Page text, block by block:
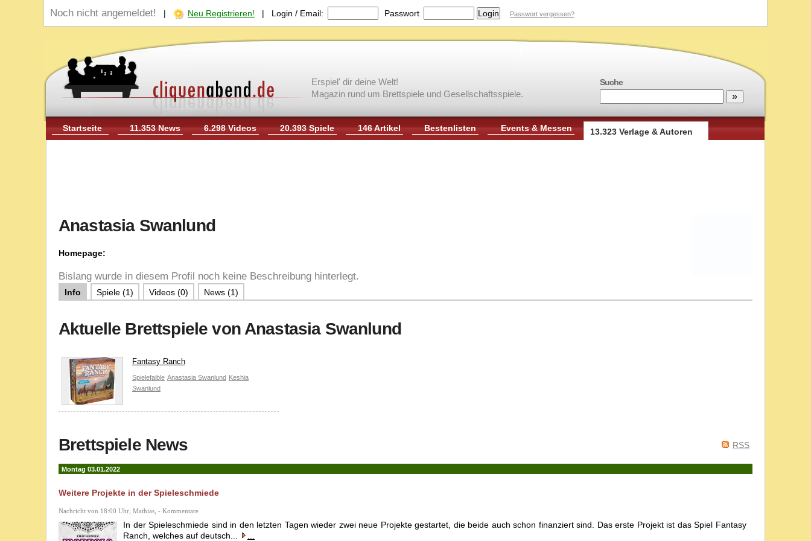
Noch nicht angemeldet! | Neu Registrieren! | Login / Email: Passwort Passwort vergessen?
Suche
Erspiel' dir deine Welt!
Magazin rund um Brettspiele und Gesellschaftsspiele.
Startseite 11.353 News 6.298 Videos 20.393 Spiele 146 Artikel Bestenlisten Events & Messen 13.323 Verlage & Autoren
Anastasia Swanlund
Homepage:
Bislang wurde in diesem Profil noch keine Beschreibung hinterlegt.
Info Spiele (1) Videos (0) News (1)
Aktuelle Brettspiele von Anastasia Swanlund
Fantasy Ranch
Spielefaible Anastasia Swanlund Keshia
Swanlund
RSS
Brettspiele News
Montag 03.01.2022
Weitere Projekte in der Spieleschmiede
Nachricht von 18:00 Uhr, Mathias, - Kommentare
In der Spieleschmiede sind in den letzten Tagen wieder zwei neue Projekte gestartet, die beide auch schon finanziert sind. Das erste Projekt ist das Spiel Fantasy
Ranch, welches auf deutsch...